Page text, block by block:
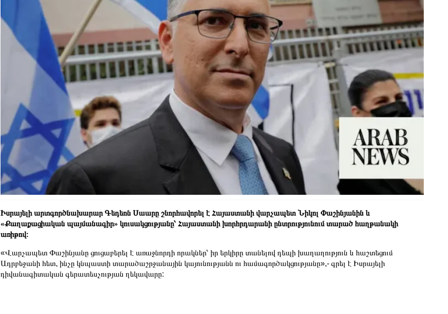
Իսրայելի արտգործնախարար Գեդեոն Սաարը շնորհավորել է Հայաստանի վարչապետ Նիկոլ Փաշինյանին և
«Քաղաքացիական պայմանագիր» կուսակցությանը՝ Հայաստանի խորհրդարանի ընտրությունում տարած հաղթանակի
առիթով։
«Վարչապետ Փաշինյանը ցուցաբերել է առաջնորդի որակներ՝ իր երկիրը տանելով դեպի խաղաղություն և հաշտեցում
Ադրբեջանի հետ, ինչը կնպաստի տարածաշրջանային կայունությանն ու համագործակցությանը»,- գրել է Իսրայելի
դիվանագիտական գերատեսչության ղեկավարը: